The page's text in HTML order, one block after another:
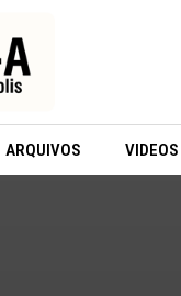
ARQUIVOS VIDEOS